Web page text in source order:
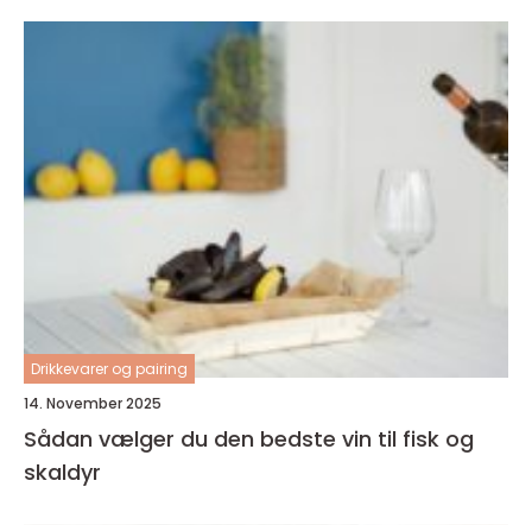
Drikkevarer og pairing
14. November 2025
Sådan vælger du den bedste vin til fisk og
skaldyr